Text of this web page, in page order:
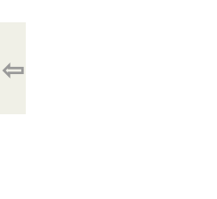
⇦